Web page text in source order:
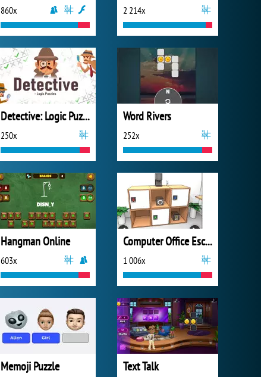
860x 2 214x
Detective: Logic Puzzles
250x
Word Rivers
252x
Hangman Online
603x
Computer Office Escape
1 006x
Memoji Puzzle Text Talk